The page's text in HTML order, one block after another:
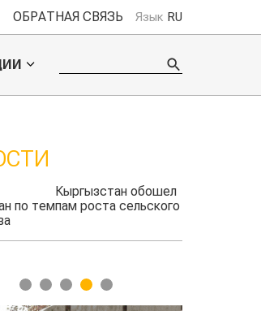
ОБРАТНАЯ СВЯЗЬ Язык RU
Ученые нашли
способ повысить
1 2 3 4 5